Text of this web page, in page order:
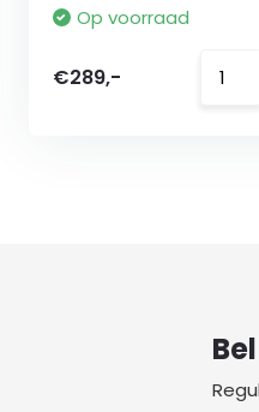
Op voorraad
€289,-